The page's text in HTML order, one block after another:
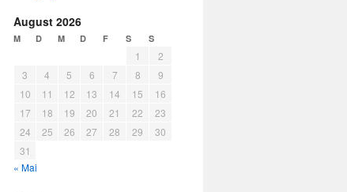
August 2026
M D M D F S S
1
2
3
4 5 6 7 8
9
10
11 12 13 14 15
16
17
18 19 20 21 22
23
24
25 26 27 28 29
30
31
« Mai